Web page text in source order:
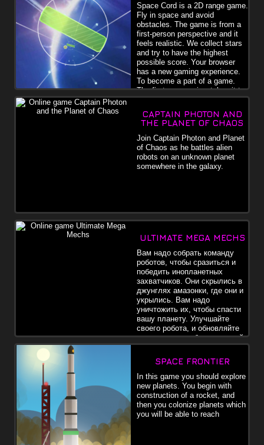
Space Cord is a 2D range game.
Fly in space and avoid
obstacles. The game is from a
first-person perspective and it
feels realistic. We collect stars
and try to have the highest
possible score. Your browser
has a new gaming experience.
To become a part of a game.
The first-person view takes it to
the next level. Avoid all obstacles. In the beginning they fit through
fixed objects, but later they will move. You are rather qualified?
What 's your highest score? Challenge your friends and find out who
can play better. It is cheerful to spend time. Age rating: PACO3 (for
CAPTAIN PHOTON AND
THE PLANET OF CHAOS
Join Captain Photon and Planet
of Chaos as he battles alien
robots on an unknown planet
somewhere in the galaxy.
ULTIMATE MEGA MECHS
Вам надо собрать команду
роботов, чтобы сразиться и
победить инопланетных
захватчиков. Они скрылись в
джунглях амазонки, где они и
укрылись. Вам надо
уничтожить их, чтобы спасти
вашу планету. Улучшайте
своего робота, и обновляйте
его, тогда вы победите в этой
войне.
SPACE FRONTIER
In this game you should explore
new planets. You begin with
construction of a rocket, and
then you colonize planets which
you will be able to reach